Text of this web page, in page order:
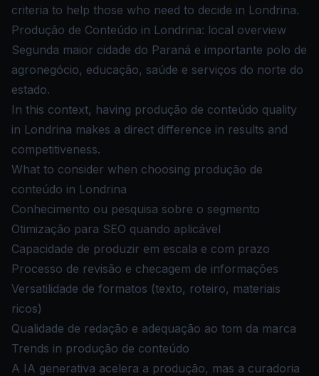
criteria to help those who need to decide in Londrina.
Produção de Conteúdo in Londrina: local overview
Segunda maior cidade do Paraná e importante polo de
agronegócio, educação, saúde e serviços do norte do
estado.
In this context, having produção de conteúdo quality
in Londrina makes a direct difference in results and
competitiveness.
What to consider when choosing produção de
conteúdo in Londrina
Conhecimento ou pesquisa sobre o segmento
Otimização para SEO quando aplicável
Capacidade de produzir em escala e com prazo
Processo de revisão e checagem de informações
Versatilidade de formatos (texto, roteiro, materiais
ricos)
Qualidade de redação e adequação ao tom da marca
Trends in produção de conteúdo
A IA generativa acelera a produção, mas a curadoria